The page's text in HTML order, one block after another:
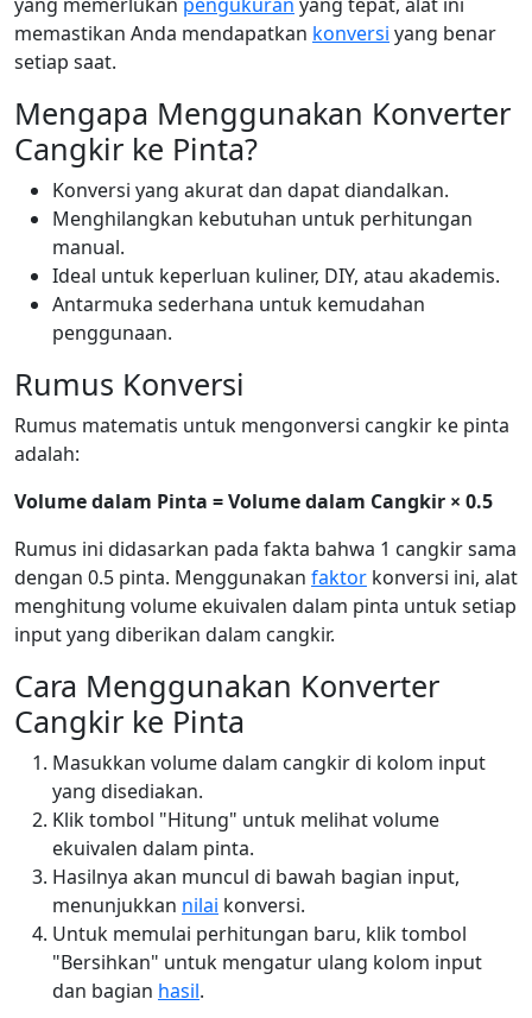
memastikan Anda mendapatkan konversi yang benar
setiap saat.
Mengapa Menggunakan Konverter
Cangkir ke Pinta?
Konversi yang akurat dan dapat diandalkan.
Menghilangkan kebutuhan untuk perhitungan
manual.
Ideal untuk keperluan kuliner, DIY, atau akademis.
Antarmuka sederhana untuk kemudahan
penggunaan.
Rumus Konversi
Rumus matematis untuk mengonversi cangkir ke pinta
adalah:
Volume dalam Pinta = Volume dalam Cangkir × 0.5
Rumus ini didasarkan pada fakta bahwa 1 cangkir sama
dengan 0.5 pinta. Menggunakan faktor konversi ini, alat
menghitung volume ekuivalen dalam pinta untuk setiap
input yang diberikan dalam cangkir.
Cara Menggunakan Konverter
Cangkir ke Pinta
Masukkan volume dalam cangkir di kolom input
yang disediakan.
Klik tombol "Hitung" untuk melihat volume
ekuivalen dalam pinta.
Hasilnya akan muncul di bawah bagian input,
menunjukkan nilai konversi.
Untuk memulai perhitungan baru, klik tombol
"Bersihkan" untuk mengatur ulang kolom input
dan bagian hasil.